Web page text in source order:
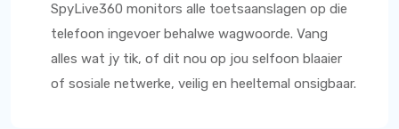
SpyLive360 monitors alle toetsaanslagen op die
telefoon ingevoer behalwe wagwoorde. Vang
alles wat jy tik, of dit nou op jou selfoon blaaier
of sosiale netwerke, veilig en heeltemal onsigbaar.